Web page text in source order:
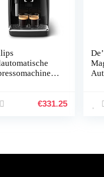
€331.25